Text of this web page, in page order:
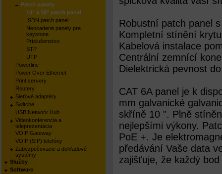
Robustní patch panel
Kompletní stínění
Kabelová instalace
Centrální zemnící
Dielektrická pevnost
CAT 6A panel je k
mm galvanické
skříně 10 ". Plně
nejlepšími výkony.
PoE +. Je
předávání Vaše data
zajišťuje, že každý
Patch panely
10" a 19" patch panel
ISDN patch panel
Neosadené panely pre
keystone
Príslušenstvo
STP
UTP
Powerline
Power Over Ethernet
Print servery
Routery
Sieťové adaptéry
Switche
USB Network Hub
Videokonferencia a
teleprezentácia
VOIP Gateway
VOIP (SIP) telefóny
Zabezpečovacie a dohľadové
systémy
Služby
Software